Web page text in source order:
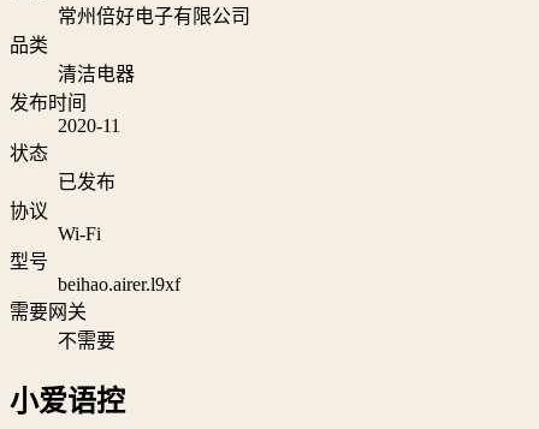
常州倍好电子有限公司
品类
清洁电器
发布时间
2020-11
状态
已发布
协议
Wi‑Fi
型号
beihao.airer.l9xf
需要网关
不需要
小爱语控